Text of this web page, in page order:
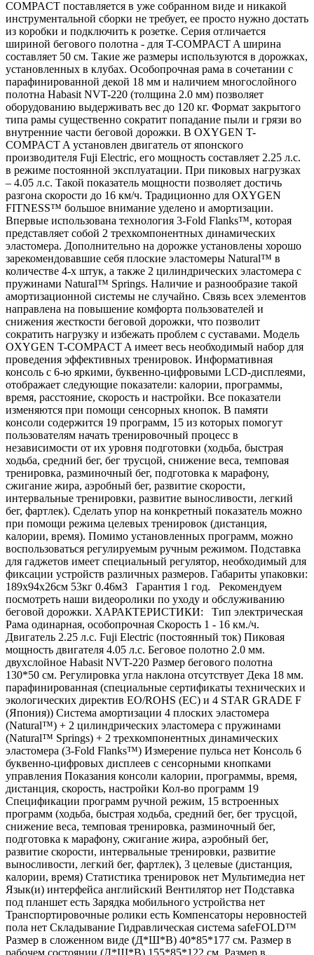
COMPACT поставляется в уже собранном виде и никакой
инструментальной сборки не требует, ее просто нужно достать
из коробки и подключить к розетке. Серия отличается
шириной бегового полотна - для T-COMPACT A ширина
составляет 50 см. Такие же размеры используются в дорожках,
установленных в клубах. Особопрочная рама в сочетании с
парафинированной декой 18 мм и наличием многослойного
полотна Habasit NVT-220 (толщина 2.0 мм) позволяет
оборудованию выдерживать вес до 120 кг. Формат закрытого
типа рамы существенно сократит попадание пыли и грязи во
внутренние части беговой дорожки. В OXYGEN T-
COMPACT A установлен двигатель от японского
производителя Fuji Electric, его мощность составляет 2.25 л.с.
в режиме постоянной эксплуатации. При пиковых нагрузках
– 4.05 л.с. Такой показатель мощности позволяет достичь
разгона скорости до 16 км/ч. Традиционно для OXYGEN
FITNESS™ большое внимание уделено и амортизации.
Впервые использована технология 3-Fold Flanks™, которая
представляет собой 2 трехкомпонентных динамических
эластомера. Дополнительно на дорожке установлены хорошо
зарекомендовавшие себя плоские эластомеры Natural™ в
количестве 4-х штук, а также 2 цилиндрических эластомера с
пружинами Natural™ Springs. Наличие и разнообразие такой
амортизационной системы не случайно. Связь всех элементов
направлена на повышение комфорта пользователей и
снижения жесткости беговой дорожки, что позволит
сократить нагрузку и избежать проблем с суставами. Модель
OXYGEN T-COMPACT A имеет весь необходимый набор для
проведения эффективных тренировок. Информативная
консоль с 6-ю яркими, буквенно-цифровыми LCD-дисплеями,
отображает следующие показатели: калории, программы,
время, расстояние, скорость и настройки. Все показатели
изменяются при помощи сенсорных кнопок. В памяти
консоли содержится 19 программ, 15 из которых помогут
пользователям начать тренировочный процесс в
независимости от их уровня подготовки (ходьба, быстрая
ходьба, средний бег, бег трусцой, снижение веса, темповая
тренировка, разминочный бег, подготовка к марафону,
сжигание жира, аэробный бег, развитие скорости,
интервальные тренировки, развитие выносливости, легкий
бег, фартлек). Сделать упор на конкретный показатель можно
при помощи режима целевых тренировок (дистанция,
калории, время). Помимо установленных программ, можно
воспользоваться регулируемым ручным режимом. Подставка
для гаджетов имеет специальный регулятор, необходимый для
фиксации устройств различных размеров. Габариты упаковки:
189х94х26см 53кг 0.46м3 Гарантия 1 год. Рекомендуем
посмотреть наши видеоролики по уходу и обслуживанию
беговой дорожки. ХАРАКТЕРИСТИКИ: Тип электрическая
Рама одинарная, особопрочная Скорость 1 - 16 км./ч.
Двигатель 2.25 л.с. Fuji Electric (постоянный ток) Пиковая
мощность двигателя 4.05 л.с. Беговое полотно 2.0 мм.
двухслойное Habasit NVT-220 Размер бегового полотна
130*50 см. Регулировка угла наклона отсутствует Дека 18 мм.
парафинированная (специальные сертификаты технических и
экологических директив EO/ROHS (ЕС) и 4 STAR GRADE F
(Япония)) Система амортизации 4 плоских эластомера
(Natural™) + 2 цилиндрических эластомера с пружинами
(Natural™ Springs) + 2 трехкомпонентных динамических
эластомера (3-Fold Flanks™) Измерение пульса нет Консоль 6
буквенно-цифровых дисплеев с сенсорными кнопками
управления Показания консоли калории, программы, время,
дистанция, скорость, настройки Кол-во программ 19
Спецификации программ ручной режим, 15 встроенных
программ (ходьба, быстрая ходьба, средний бег, бег трусцой,
снижение веса, темповая тренировка, разминочный бег,
подготовка к марафону, сжигание жира, аэробный бег,
развитие скорости, интервальные тренировки, развитие
выносливости, легкий бег, фартлек), 3 целевые (дистанция,
калории, время) Статистика тренировок нет Мультимедиа нет
Язык(и) интерфейса английский Вентилятор нет Подставка
под планшет есть Зарядка мобильного устройства нет
Транспортировочные ролики есть Компенсаторы неровностей
пола нет Складывание Гидравлическая система safeFOLD™
Размер в сложенном виде (Д*Ш*В) 40*85*177 см. Размер в